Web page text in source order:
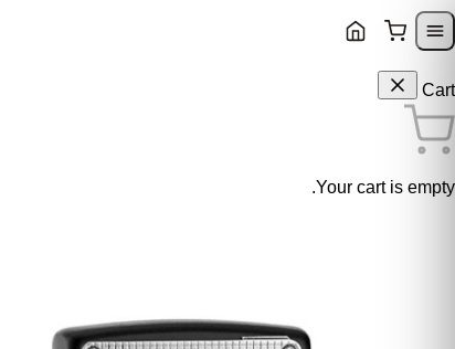
Skip to navigation
Cart
Your cart is empty.